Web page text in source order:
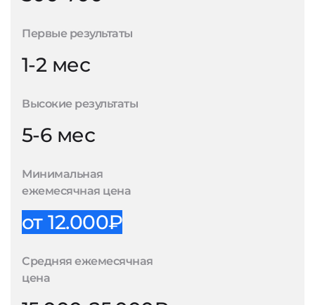
Первые результаты
1-2 мес
Высокие результаты
5-6 мес
Минимальная
ежемесячная цена
от 12.000₽
Средняя ежемесячная
цена